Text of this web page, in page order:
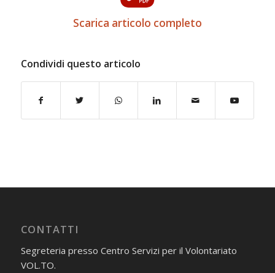
Scarica articolo completo
Condividi questo articolo
CONTATTI
Segreteria presso Centro Servizi per il Volontariato
VOL.TO.